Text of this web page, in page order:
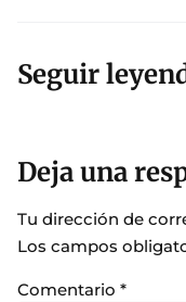
Seguir
Deja una
Tu dirección de
Los campos
Comentario *